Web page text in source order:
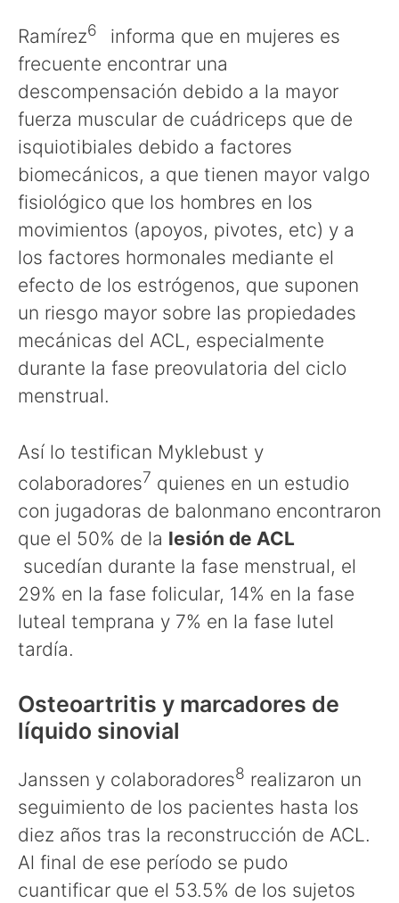
Ramírez6 informa que en mujeres es
frecuente encontrar una
descompensación debido a la mayor
fuerza muscular de cuádriceps que de
isquiotibiales debido a factores
biomecánicos, a que tienen mayor valgo
fisiológico que los hombres en los
movimientos (apoyos, pivotes, etc) y a
los factores hormonales mediante el
efecto de los estrógenos, que suponen
un riesgo mayor sobre las propiedades
mecánicas del ACL, especialmente
durante la fase preovulatoria del ciclo
menstrual.
Así lo testifican Myklebust y
colaboradores7 quienes en un estudio
con jugadoras de balonmano encontraron
que el 50% de la lesión de ACL
sucedían durante la fase menstrual, el
29% en la fase folicular, 14% en la fase
luteal temprana y 7% en la fase lutel
tardía.
Osteoartritis y marcadores de
líquido sinovial
Janssen y colaboradores8 realizaron un
seguimiento de los pacientes hasta los
diez años tras la reconstrucción de ACL.
Al final de ese período se pudo
cuantificar que el 53.5% de los sujetos